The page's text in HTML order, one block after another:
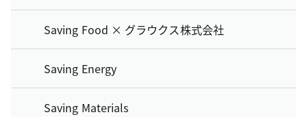
Saving Food × グラウクス株式会社
Saving Energy
Saving Materials